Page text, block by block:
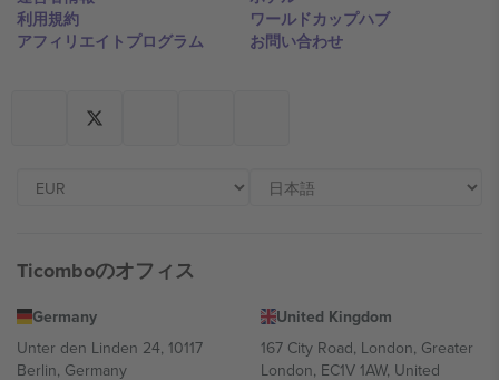
利用規約
アフィリエイトプログラム
ワールドカップハブ
お問い合わせ
Ticomboのオフィス
Germany
Unter den Linden 24, 10117
Berlin, Germany
United Kingdom
167 City Road, London, Greater
London, EC1V 1AW, United